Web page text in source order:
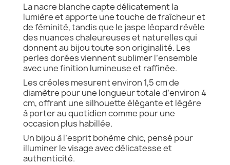
La nacre blanche capte délicatement la
lumière et apporte une touche de fraîcheur et
de féminité, tandis que le jaspe léopard révèle
des nuances chaleureuses et naturelles qui
donnent au bijou toute son originalité. Les
perles dorées viennent sublimer l’ensemble
avec une finition lumineuse et raffinée.
Les créoles mesurent environ 1,5 cm de
diamètre pour une longueur totale d’environ 4
cm, offrant une silhouette élégante et légère
à porter au quotidien comme pour une
occasion plus habillée.
Un bijou à l’esprit bohème chic, pensé pour
illuminer le visage avec délicatesse et
authenticité.